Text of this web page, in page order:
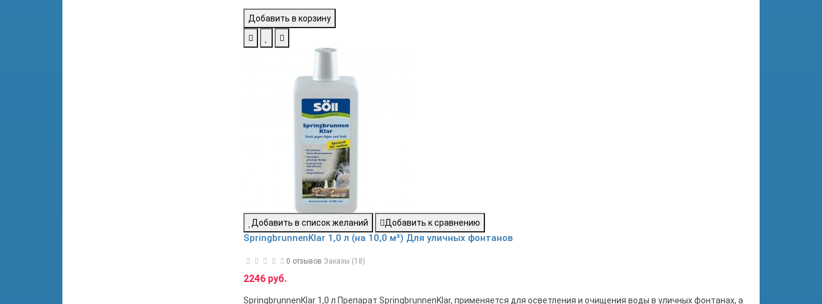
Добавить в корзину
Добавить в список желаний Добавить к сравнению
SpringbrunnenKlar 1,0 л (на 10,0 м³) Для уличных фонтанов
0 отзывов Заказы (18)
2246 руб.
SpringbrunnenKlar 1,0 л Препарат SpringbrunnenKlar, применяется для осветления и очищения воды в уличных фонтанах, а